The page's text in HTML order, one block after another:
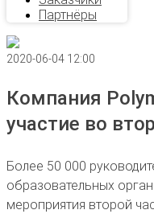
Партнёры
2020-06-04 12:00
Компания
участие во
Более 50 000
образовательных
мероприятия второй